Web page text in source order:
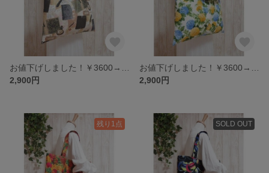
2,900円
2,900円
残り1点 SOLD OUT